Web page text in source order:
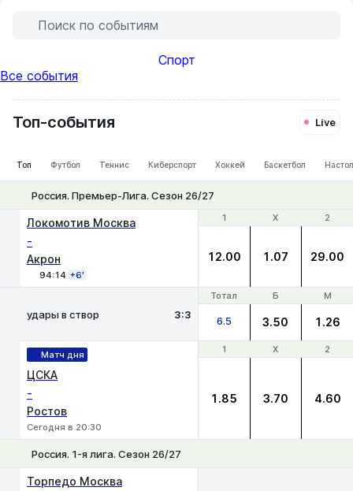
Поиск по событиям
Спорт
Все события
Live
258 событий
РПЛ
Футбол
Монреаль
Теннис
Торонто
Теннис
UFC
Fight
Night
MMA
Лига
Чемпионов
Футбол
Футбол
Лига
Конференций
Футбол
Футбол
Футбол
МЛС
Футбол
Бразилия
Серия
А
Футбол
Топ-события Live
Топ Футбол Теннис Киберспорт Хоккей Баскетбол
Россия. Премьер-Лига. Сезон 26/27
1 Х 2
Локомотив Москва
-
Акрон
94:14 +6'
1 Х 2
12.00 1.07 29.00
Тотал Б М
удары в створ 3:3
Тотал Б М
6.5 3.50 1.26
1 Х 2
Матч дня
ЦСКА
-
Ростов
Сегодня в 20:30
1 Х 2
1.85 3.70 4.60
Россия. 1-я лига. Сезон 26/27
Торпедо Москва